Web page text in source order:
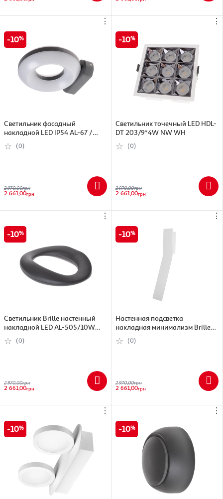
⋮
10
Светильник фасадный
накладной LED IP54 AL-67 /
12W AL-67 / 12W
(0)
2 970,00грн
2 661,00грн
⋮
10
Светильник точечный LED HDL-
DT 203/9*4W NW WH
(0)
2 970,00грн
2 661,00грн
⋮
10
Светильник Brille настенный
накладной LED AL-505/10W
WW BK
(0)
2 970,00грн
2 661,00грн
⋮
10
Настенная подсветка
накладная минимализм Brille
LED AL-518/9W WW WH
(0)
2 970,00грн
2 661,00грн
⋮
10
⋮
10